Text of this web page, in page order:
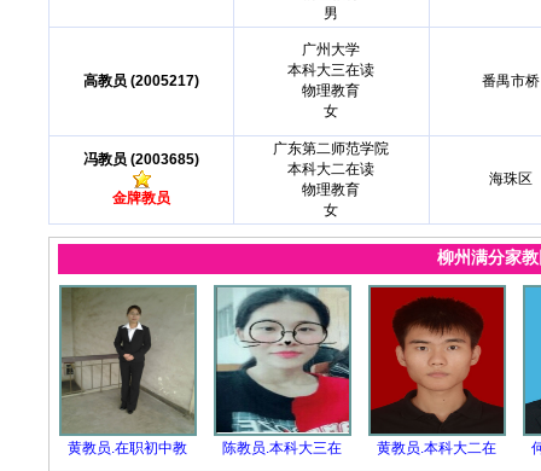
男
高教员 (2005217)
广州大学
本科大三在读
物理教育
女
番禺市桥
冯教员 (2003685)
金牌教员
广东第二师范学院
本科大二在读
物理教育
女
海珠区
柳州满分家
黄教员.在职初中教 陈教员.本科大三在 黄教员.本科大二在